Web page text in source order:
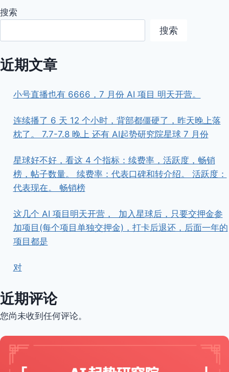
搜索
搜索
近期文章
小号直播也有 6666，7 月份 AI 项目 明天开营。
连续播了 6 天 12 个小时，背部都僵硬了，昨天晚上落
枕了。 7.7-7.8 晚上 还有 AI起势研究院星球 7 月份
星球好不好，看这 4 个指标：续费率，活跃度，畅销
榜，帖子数量。 续费率：代表口碑和转介绍。 活跃度：
代表现在。 畅销榜
这几个 AI 项目明天开营， ​ ​加入星球后，只要交押金参
加项目(每个项目单独交押金)，打卡后退还，后面一年的
项目都是
对
近期评论
您尚未收到任何评论。